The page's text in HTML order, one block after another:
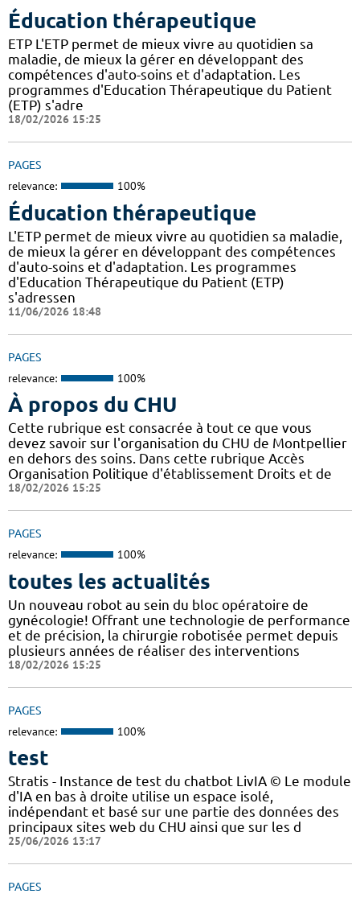
Éducation thérapeutique
ETP L'ETP permet de mieux vivre au quotidien sa
maladie, de mieux la gérer en développant des
compétences d'auto-soins et d'adaptation. Les
programmes d'Education Thérapeutique du Patient
(ETP) s'adre
18/02/2026 15:25
PAGES
relevance: 100%
Éducation thérapeutique
L'ETP permet de mieux vivre au quotidien sa maladie,
de mieux la gérer en développant des compétences
d'auto-soins et d'adaptation. Les programmes
d'Education Thérapeutique du Patient (ETP)
s'adressen
11/06/2026 18:48
PAGES
relevance: 100%
À propos du CHU
Cette rubrique est consacrée à tout ce que vous
devez savoir sur l'organisation du CHU de Montpellier
en dehors des soins. Dans cette rubrique Accès
Organisation Politique d'établissement Droits et de
18/02/2026 15:25
PAGES
relevance: 100%
toutes les actualités
Un nouveau robot au sein du bloc opératoire de
gynécologie! Offrant une technologie de performance
et de précision, la chirurgie robotisée permet depuis
plusieurs années de réaliser des interventions
18/02/2026 15:25
PAGES
relevance: 100%
test
Stratis - Instance de test du chatbot LivIA © Le module
d'IA en bas à droite utilise un espace isolé,
indépendant et basé sur une partie des données des
principaux sites web du CHU ainsi que sur les d
25/06/2026 13:17
PAGES